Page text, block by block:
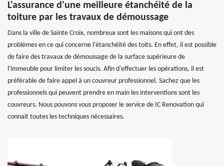
L'assurance d'une meilleure étanchéité de la
toiture par les travaux de démoussage
Dans la ville de Sainte Croix, nombreux sont les maisons qui ont des
problèmes en ce qui concerne l'étanchéité des toits. En effet, il est possible
de faire des travaux de démoussage de la surface supérieure de
l'immeuble pour limiter les soucis. Afin d'effectuer les opérations, il est
préférable de faire appel à un couvreur professionnel. Sachez que les
professionnels qui peuvent prendre en main les interventions sont les
couvreurs. Nous pouvons vous proposer le service de IC Renovation qui
connait toutes les techniques nécessaires.